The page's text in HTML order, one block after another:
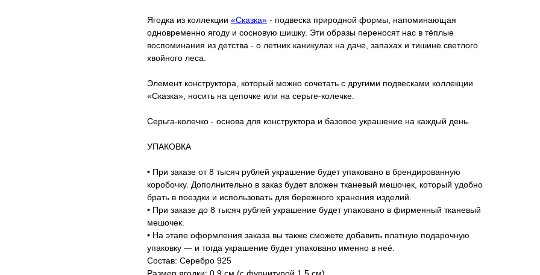
Ягодка из коллекции «Сказка» - подвеска природной формы, напоминающая
одновременно ягоду и сосновую шишку. Эти образы переносят нас в тёплые
воспоминания из детства - о летних каникулах на даче, запахах и тишине светлого
хвойного леса.
Элемент конструктора, который можно сочетать с другими подвесками коллекции
«Сказка», носить на цепочке или на серьге-колечке.
Серьга-колечко - основа для конструктора и базовое украшение на каждый день.
УПАКОВКА
• При заказе от 8 тысяч рублей украшение будет упаковано в брендированную
коробочку. Дополнительно в заказ будет вложен тканевый мешочек, который удобно
брать в поездки и использовать для бережного хранения изделий.
• При заказе до 8 тысяч рублей украшение будет упаковано в фирменный тканевый
мешочек.
• На этапе оформления заказа вы также сможете добавить платную подарочную
упаковку — и тогда украшение будет упаковано именно в неё.
Состав: Серебро 925